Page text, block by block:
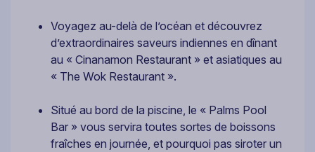
Voyagez au-delà de l’océan et découvrez
d’extraordinaires saveurs indiennes en dînant
au « Cinanamon Restaurant » et asiatiques au
« The Wok Restaurant ».
Situé au bord de la piscine, le « Palms Pool
Bar » vous servira toutes sortes de boissons
fraîches en journée, et pourquoi pas siroter un